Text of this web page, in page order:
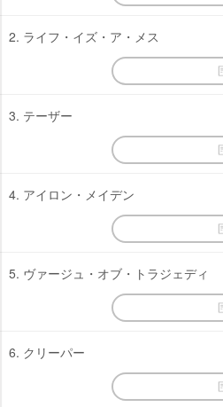
2. ライフ・イズ・ア・メス
3. テーザー
4. アイロン・メイデン
5. ヴァージュ・オブ・トラジェディ
6. クリーパー